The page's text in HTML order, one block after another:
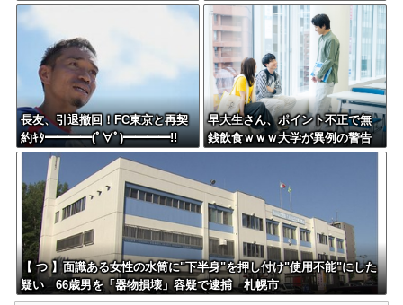
ｗｗｗｗ
長友、引退撤回！FC東京と再契
約ｷﾀ━━━━(ﾟ∀ﾟ)━━━━!!
早大生さん、ポイント不正で無
銭飲食ｗｗｗ大学が異例の警告
へ
【 つ 】面識ある女性の水筒に"下半身"を押し付け"使用不能"にした
疑い 66歳男を「器物損壊」容疑で逮捕 札幌市